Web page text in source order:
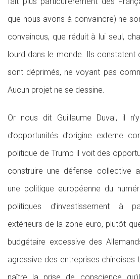
que nous avons à convaincre) ne
convaincus, que réduit à lui seul,
lourd dans le monde. Ils constatent
sont déprimés, ne voyant pas
Aucun projet ne se dessine.
Or nous dit Guillaume Duval, il
d’opportunités d’origine externe
politique de Trump il voit des
construire une défense collective
une politique européenne du
politiques d’investissement à
extérieurs de la zone euro, plutôt
budgétaire excessive des
agressive des entreprises chinoises